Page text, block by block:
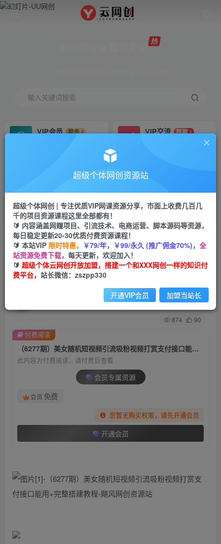
输入关键词搜索
VIP会员
抢先
VIP交流
群聊
研究探讨更多创业项目路子。
会员专属推广链接
招募站长
挂机
项目
脚本卡密
APP下载
GO
首页 创业课程 会员专属 正文
（6277期）美女随机短视频引流吸粉视频打赏支
付接口能用+完整搭建教程
关注 私信
874 90
（6277期）美女随机短视频引流吸粉视频打赏支付接口能用+完整搭建教程
此内容为付费阅读，请付费后查看
会员专属资源
会员 免费
您暂无购买权限，请先开通会员
开通会员
付费阅读
超级个体网创资源站
超级个体网创 | 专注优质VIP网课资源分享，市面上收费几百几
千的项目资源课程这里全部都有！
🔰 内容涵盖网赚项目、引流技术、电商运营、脚本源码等资源，
每日稳定更新20-30优质付费资源课程！
🔰 本站VIP 限时特惠， ￥79/年，￥99/永久 (推广佣金70%)， 全
站资源免费下载， 每天更新，欢迎加入！
🔰 超级个体云网创开放加盟，搭建一个和XXX网创一样的知识付
费平台， 站长微信：zszpp330
开通VIP会员 加盟当站长